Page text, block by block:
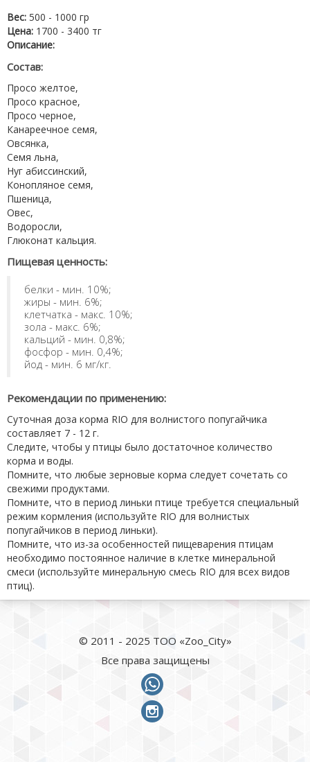
Вес: 500 - 1000 гр
Цена: 1700 - 3400 тг
Описание:
Состав:
Просо желтое,
Просо красное,
Просо черное,
Канареечное семя,
Овсянка,
Семя льна,
Нуг абиссинский,
Конопляное семя,
Пшеница,
Овес,
Водоросли,
Глюконат кальция.
Пищевая ценность:
белки - мин. 10%;
жиры - мин. 6%;
клетчатка - макс. 10%;
зола - макс. 6%;
кальций - мин. 0,8%;
фосфор - мин. 0,4%;
йод - мин. 6 мг/кг.
Рекомендации по применению:
Суточная доза корма RIO для волнистого попугайчика
составляет 7 - 12 г.
Следите, чтобы у птицы было достаточное количество
корма и воды.
Помните, что любые зерновые корма следует сочетать со
свежими продуктами.
Помните, что в период линьки птице требуется специальный
режим кормления (используйте RIO для волнистых
попугайчиков в период линьки).
Помните, что из-за особенностей пищеварения птицам
необходимо постоянное наличие в клетке минеральной
смеси (используйте минеральную смесь RIO для всех видов
птиц).
© 2011 - 2025 ТОО «Zoo_City»
Все права защищены